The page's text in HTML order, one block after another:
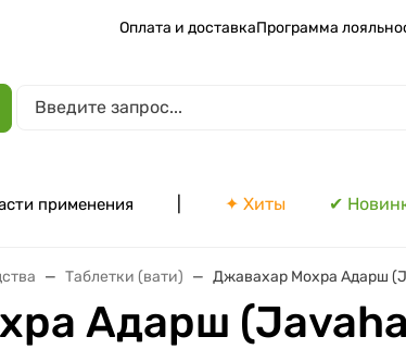
Оплата и доставкаПрограмма
применения ✦ Хиты ✔
Таблетки (вати) Джавахар Мохра Адарш
Адарш